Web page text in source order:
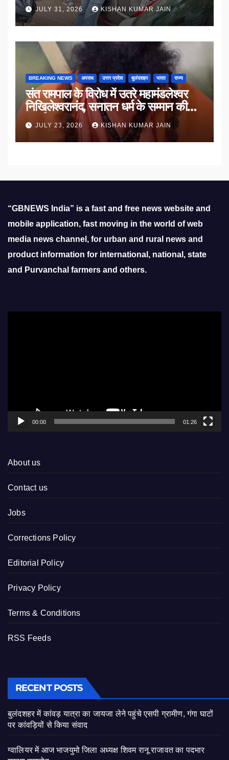
JULY 31, 2026 KISHAN KUMAR JAIN
BREAKING NEWS अपराध उत्तर प्रदेश बुलंदशहर भारत राज्य
संत रामपाल के विरोध में उतरे महामंडलेश्वर
निखिलेश्वरानंद, सनातन धर्म के सम्मान की
उठाई मांग
JULY 23, 2026 KISHAN KUMAR JAIN
“GBNEWS India” is a fast and free news website and
mobile application, fast moving in the world of web
media news channel, for urban and rural news and
product information for international, national, state
and Purvanchal farmers and others.
00:00 01:26
About us
Contact us
Jobs
Corrections Policy
Editorial Policy
Privacy Policy
Terms & Conditions
RSS Feeds
RECENT POSTS
बुलंदशहर में कांवड़ यात्रा का जायजा लेने पहुंचे एसपी ग्रामीण, गंगा घाटों
पर कांवड़ियों से किया संवाद
ग्वालियर में आज भाजयुमो जिला अध्यक्ष शिवम रानू राजावत का पदभार